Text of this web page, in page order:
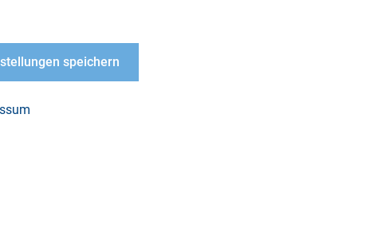
Trinkaus & Burkhardt
speichern